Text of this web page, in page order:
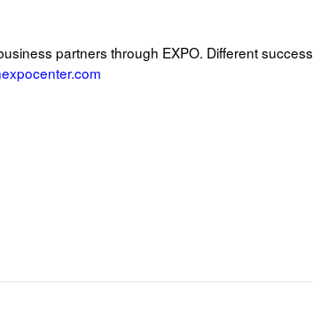
partners through EXPO. Different success